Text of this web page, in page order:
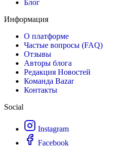
Блог
Информация
О платформе
Частые вопросы (FAQ)
Отзывы
Авторы блога
Редакция Новостей
Команда Bazar
Контакты
Social
Instagram
Facebook